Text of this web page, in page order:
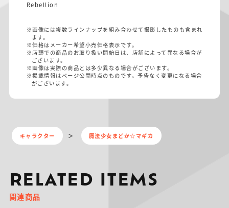
Rebellion
※画像には複数ラインナップを組み合わせて撮影したものも含まれ
ます。
※価格はメーカー希望小売価格表示です。
※店頭での商品のお取り扱い開始日は、店舗によって異なる場合が
ございます。
※画像は実際の商品とは多少異なる場合がございます。
※掲載情報はページ公開時点のものです。予告なく変更になる場合
がございます。
キャラクター 魔法少女まどか☆マギカ
RELATED ITEMS
関連商品